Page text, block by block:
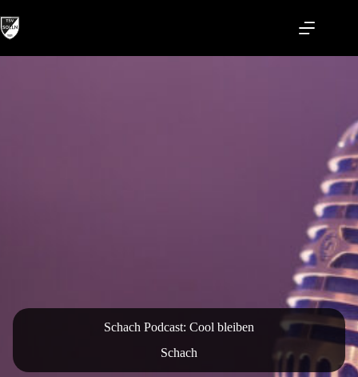
Inhalt
springen
Schach Podcast: Cool bleiben
Schach